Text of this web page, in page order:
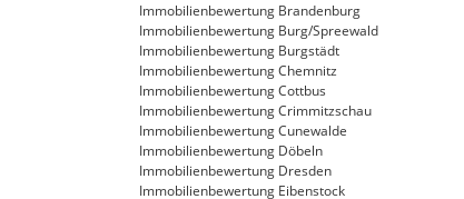
Immobilienbewertung Brandenburg
Immobilienbewertung Burg/Spreewald
Immobilienbewertung Burgstädt
Immobilienbewertung Chemnitz
Immobilienbewertung Cottbus
Immobilienbewertung Crimmitzschau
Immobilienbewertung Cunewalde
Immobilienbewertung Döbeln
Immobilienbewertung Dresden
Immobilienbewertung Eibenstock